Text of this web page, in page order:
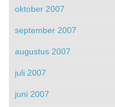
oktober 2007
september 2007
augustus 2007
juli 2007
juni 2007